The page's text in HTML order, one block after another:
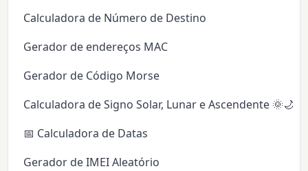
Calculadora de Número de Destino
Gerador de endereços MAC
Gerador de Código Morse
Calculadora de Signo Solar, Lunar e Ascendente 🌞🌙✨
📅 Calculadora de Datas
Gerador de IMEI Aleatório